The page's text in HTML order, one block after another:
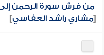
من فرش سورة الرحمن
[مشاري راشد العفاسي]